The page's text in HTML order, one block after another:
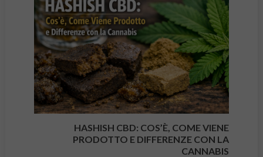
HASHISH CBD: COS’È, COME VIENE
PRODOTTO E DIFFERENZE CON LA
CANNABIS